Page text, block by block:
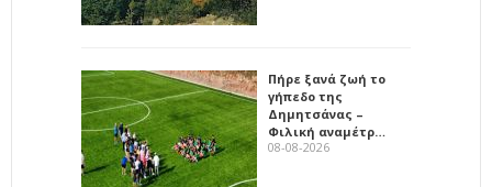
Πήρε ξανά ζωή το
γήπεδο της
Δημητσάνας –
Φιλική αναμέτρ…
08-08-2026